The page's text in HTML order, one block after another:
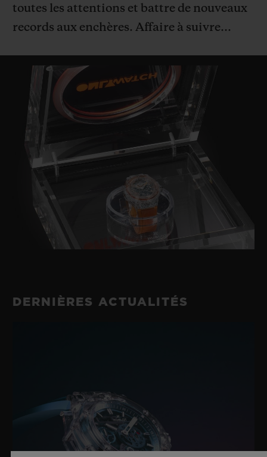
toutes les attentions et battre de nouveaux
records aux enchères. Affaire à suivre…
DERNIÈRES ACTUALITÉS